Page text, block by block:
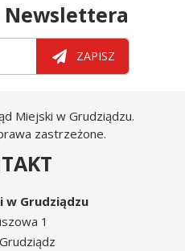
Newslettera
ZAPISZ
Miejski w Grudziądzu.
zastrzeżone.
w Grudziądzu
1